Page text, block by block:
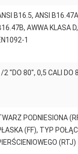
B16.5, ANSI
AWWA KLASA
1
2 "DO 80", 0,5 CALI DO
PODNIESIONA
(FF), TYP
(RTJ)